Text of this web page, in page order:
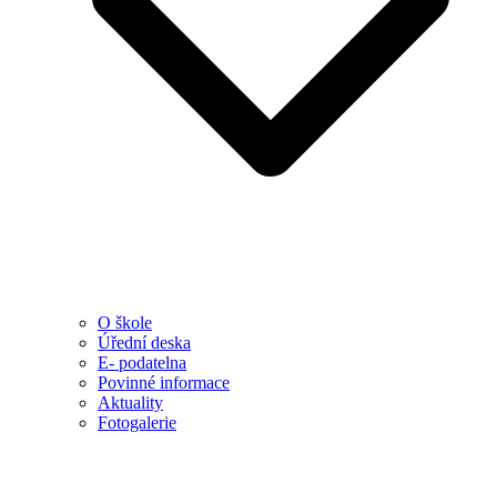
O škole
Úřední deska
E- podatelna
Povinné informace
Aktuality
Fotogalerie